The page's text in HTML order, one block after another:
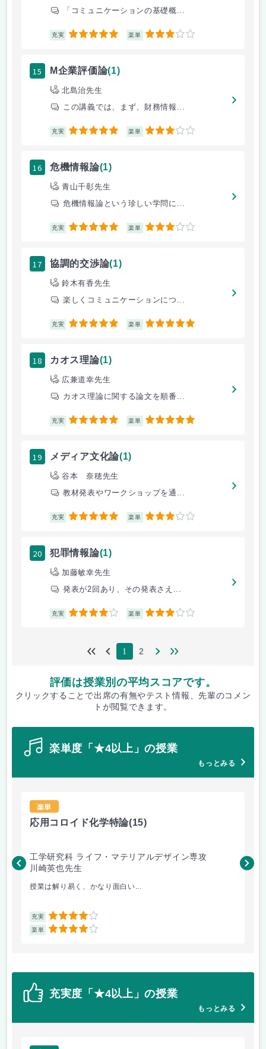
「コミュニケーションの基礎概...
充実 5 楽単 3
15 M企業評価論(1)
北島治先生
この講義では、まず、財務情報...
充実 5 楽単 3
16 危機情報論(1)
青山千彰先生
危機情報論という珍しい学問に...
充実 5 楽単 3
17 協調的交渉論(1)
鈴木有香先生
楽しくコミュニケーションにつ...
充実 5 楽単 5
18 カオス理論(1)
広兼道幸先生
カオス理論に関する論文を順番...
充実 5 楽単 5
19 メディア文化論(1)
谷本 奈穂先生
教材発表やワークショップを通...
充実 5 楽単 3
20 犯罪情報論(1)
加藤敏幸先生
発表が2回あり、その発表さえ...
充実 4 楽単 3
1 2
評価は授業別の平均スコアです。
クリックすることで出席の有無やテスト情報、先輩のコメン
トが閲覧できます。
楽単度「★4以上」の授業
もっとみる
楽単
応用コロイド化学特論(15)
工学研究科 ライフ・マテリアルデザイン専攻
川崎英也先生
授業は解り易く、かなり面白い...
充実 4
楽単 4
川
充実度「★4以上」の授業
もっとみる